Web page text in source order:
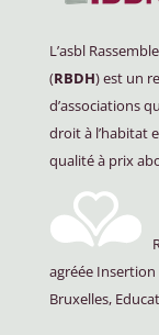
L’asbl
(RBDH) est un
d’associations
droit à l’habitat
qualité à prix
agréée
Bruxelles,